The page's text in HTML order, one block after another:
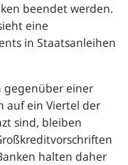
beendet werden.
eine
in Staatsanleihen
gegenüber einer
auf ein Viertel der
sind, bleiben
halten daher